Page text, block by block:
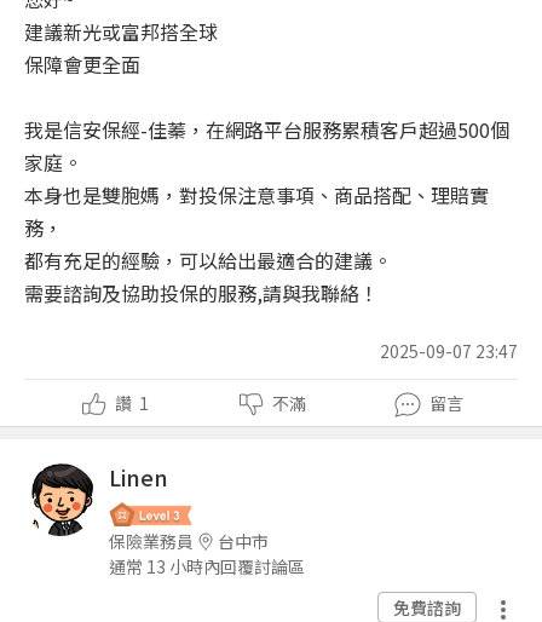
建議新光或富邦搭全球
保障會更全面
我是信安保經-佳蓁，在網路平台服務累積客戶超過500個
家庭。
本身也是雙胞媽，對投保注意事項、商品搭配、理賠實
務，
都有充足的經驗，可以給出最適合的建議。
需要諮詢及協助投保的服務,請與我聯絡！
2025-09-07 23:47
讚 1 不滿 留言
Linen
保險業務員
台中市
通常 13 小時內回覆討論區
免費諮詢